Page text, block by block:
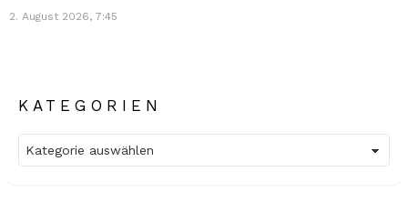
2. August 2026, 7:45
KATEGORIEN